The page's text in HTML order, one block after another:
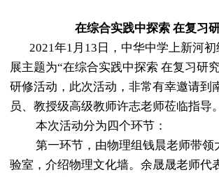
在综合实践中探索 在复习
2021年1 月 13日，中华中学上新河初
展主题为“在综合实践中探索 在复习研
研修活动，此次活动，非常有幸邀请到
员、教授级高级教师许志老师莅临指导。
本次活动分为四个环节：
第一环节，由物理组钱晨老师带领
验室 ，介绍物理文化墙。余晟晟老师代